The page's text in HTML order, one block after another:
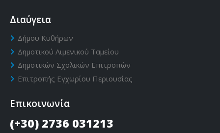
Διαύγεια
Δήμου Κυθήρων
Δημοτικού Λιμενικού Ταμείου
Δημοτικών Σχολικών Επιτροπών
Επιτροπής Εγχωρίου Περιουσίας
Επικοινωνία
(+30) 2736 031213